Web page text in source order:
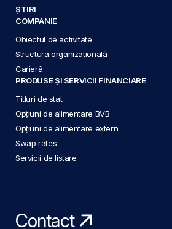
ȘTIRI
COMPANIE
Obiectul de activitate
Structura organizațională
Carieră
PRODUSE ȘI SERVICII FINANCIARE
Titluri de stat
Opțiuni de alimentare BVB
Opțiuni de alimentare extern
Swap rates
Servicii de listare
Contact